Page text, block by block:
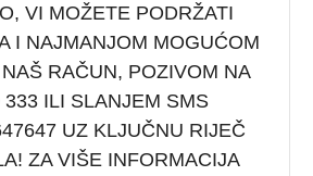
VI MOŽETE PODRŽATI
I NAJMANJOM MOGUĆOM
RAČUN, POZIVOM NA
ILI SLANJEM SMS
UZ KLJUČNU RIJEČ
ZA VIŠE INFORMACIJA